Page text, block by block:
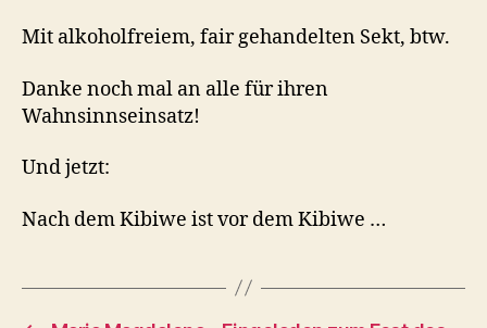
Mit alkoholfreiem, fair gehandelten Sekt, btw.
Danke noch mal an alle für ihren
Wahnsinnseinsatz!
Und jetzt:
Nach dem Kibiwe ist vor dem Kibiwe …